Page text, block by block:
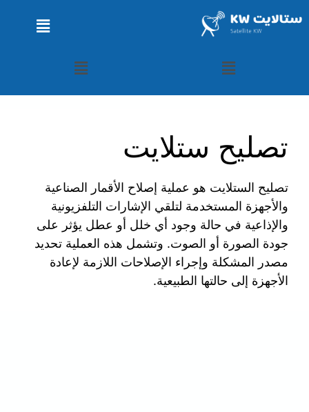
تصليح ستلايت
تصليح الستلايت هو عملية إصلاح الأقمار الصناعية
والأجهزة المستخدمة لتلقي الإشارات التلفزيونية
والإذاعية في حالة وجود أي خلل أو عطل يؤثر على
جودة الصورة أو الصوت. وتشمل هذه العملية تحديد
مصدر المشكلة وإجراء الإصلاحات اللازمة لإعادة
الأجهزة إلى حالتها الطبيعية.